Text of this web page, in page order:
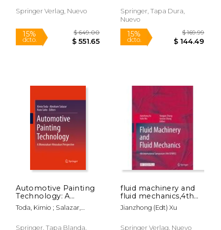
15%
dcto.
15%
dcto.
Springer Verlag, Nuevo
Conference on
Experimental and
(en Inglés)
Springer, Tapa Dura,
Nuevo
Automotive Painting
Technology: A
Monozukuri-
Hitozukuri
Inglés)
Toda, Kimio ; Salazar,
Springer, Tapa Blanda,
fluid machinery and
fluid mechanics,4th
international
symposium (4th
Jianzhong (edt) Xu
Springer Verlag, Nuevo